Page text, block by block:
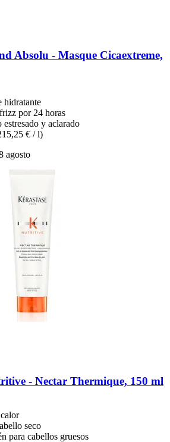
Absolu -​ Masque Cicaextreme,
hidratante
por 24 horas
estresado y aclarado
€ / l)
agosto
-​ Nectar Thermique, 150 ml
seco
para cabellos gruesos